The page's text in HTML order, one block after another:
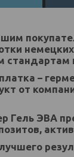
–
от
Гель ЭВА